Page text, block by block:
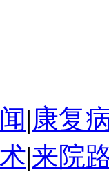
|康复
|来院